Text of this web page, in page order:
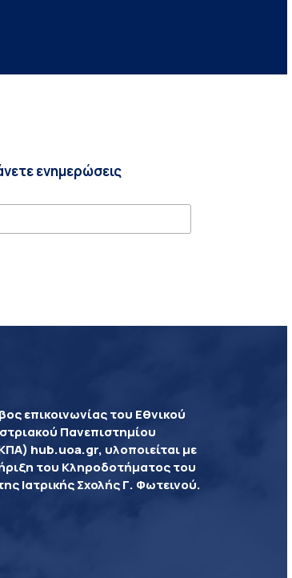
ενημερώσεις
επικοινωνίας του Εθνικού
Πανεπιστημίου
hub.uoa.gr, υλοποιείται με
του Κληροδοτήματος του
Ιατρικής Σχολής Γ. Φωτεινού.